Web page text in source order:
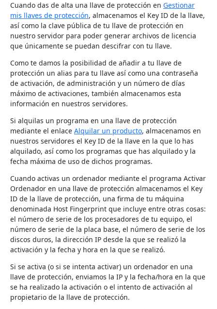
Cuando das de alta una llave de protección en Gestionar
mis llaves de protección, almacenamos el Key ID de la llave,
así como la clave pública de tu llave de protección en
nuestro servidor para poder generar archivos de licencia
que únicamente se puedan descifrar con tu llave.
Como te damos la posibilidad de añadir a tu llave de
protección un alias para tu llave así como una contraseña
de activación, de administración y un número de días
máximo de activaciones, también almacenamos esta
información en nuestros servidores.
Si alquilas un programa en una llave de protección
mediante el enlace Alquilar un producto, almacenamos en
nuestros servidores el Key ID de la llave en la que lo has
alquilado, así como los programas que has alquilado y la
fecha máxima de uso de dichos programas.
Cuando activas un ordenador mediante el programa Activar
Ordenador en una llave de protección almacenamos el Key
ID de la llave de protección, una firma de tu máquina
denominada Host Fingerprint que incluye entre otras cosas:
el número de serie de los procesadores de tu equipo, el
número de serie de la placa base, el número de serie de los
discos duros, la dirección IP desde la que se realizó la
activación y la fecha y hora en la que se realizó.
Si se activa (o si se intenta activar) un ordenador en una
llave de protección, enviamos la IP y la fecha/hora en la que
se ha realizado la activación o el intento de activación al
propietario de la llave de protección.